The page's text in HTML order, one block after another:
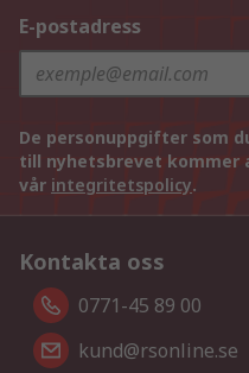
E-postadress
De personuppgifter som
till nyhetsbrevet kommer
vår integritetspolicy.
Kontakta oss
0771-45 89 00
kund@rsonline.se